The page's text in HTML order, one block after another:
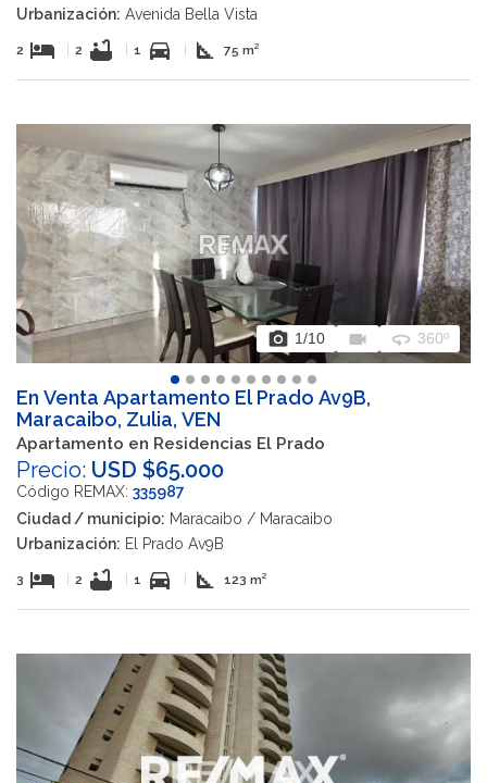
Urbanización: Avenida Bella Vista
2 hotel 2 bathtub 1 directions_car square_foot 75 m²
photo_camera 1/10 videocam 360 360º
En Venta Apartamento El Prado Av9B,
Maracaibo, Zulia, VEN
Apartamento en Residencias El Prado
Precio: USD $65.000
Código REMAX: 335987
Ciudad / municipio: Maracaibo / Maracaibo
Urbanización: El Prado Av9B
3 hotel 2 bathtub 1 directions_car square_foot 123 m²